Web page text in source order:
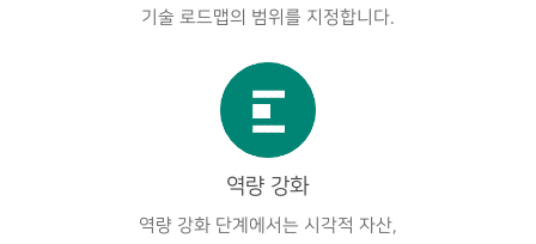
기술 로드맵의 범위를 지정합니다.
역량 강화
역량 강화 단계에서는 시각적 자산,